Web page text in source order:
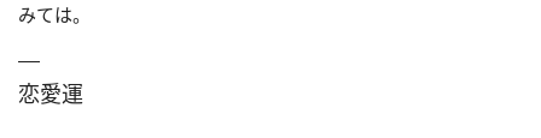
みては。
恋愛運